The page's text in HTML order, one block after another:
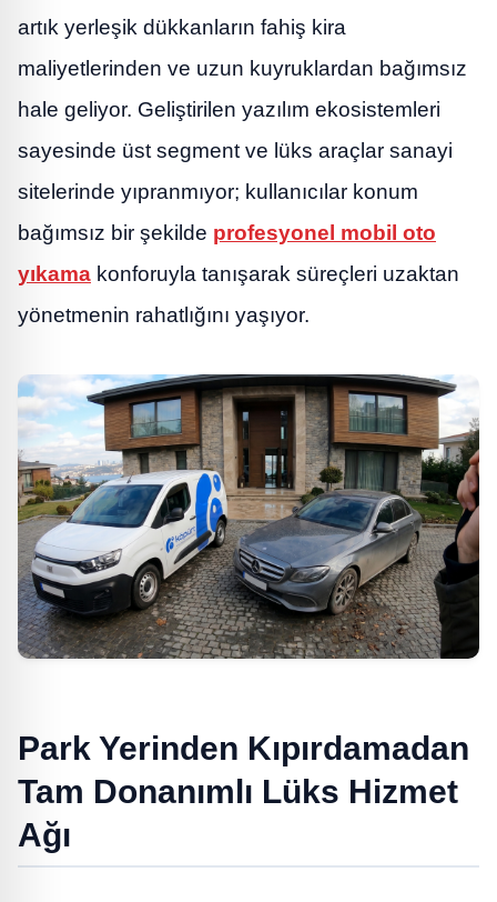
artık yerleşik dükkanların fahiş kira
maliyetlerinden ve uzun kuyruklardan bağımsız
hale geliyor. Geliştirilen yazılım ekosistemleri
sayesinde üst segment ve lüks araçlar sanayi
sitelerinde yıpranmıyor; kullanıcılar konum
bağımsız bir şekilde profesyonel mobil oto
yıkama konforuyla tanışarak süreçleri uzaktan
yönetmenin rahatlığını yaşıyor.
Park Yerinden Kıpırdamadan
Tam Donanımlı Lüks Hizmet
Ağı